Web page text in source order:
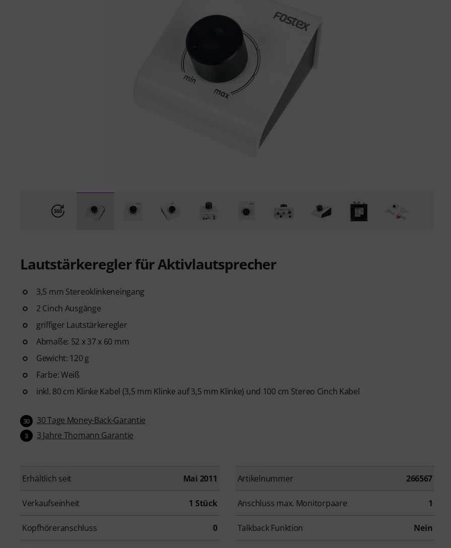
Lautstärkeregler für Aktivlautsprecher
3,5 mm Stereoklinkeneingang
2 Cinch Ausgänge
griffiger Lautstärkeregler
Abmaße: 52 x 37 x 60 mm
Gewicht: 120 g
Farbe: Weiß
inkl. 80 cm Klinke Kabel (3,5 mm Klinke auf 3,5 mm Klinke) und 100 cm Stereo Cinch Kabel
30 30 Tage Money-Back-Garantie
3 3 Jahre Thomann Garantie
Erhältlich seit Mai 2011 Artikelnummer 266567
Verkaufseinheit 1 Stück Anschluss max. Monitorpaare 1
Kopfhöreranschluss 0 Talkback Funktion Nein